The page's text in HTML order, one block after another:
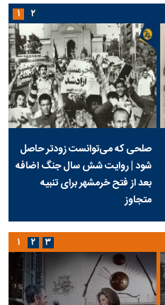
صلحی که می‌توانست زودتر حاصل
شود | روایت شش سال جنگ اضافه
بعد از فتح خرمشهر برای تنبیه
متجاوز
۱ ۲
۱ ۲ ۳